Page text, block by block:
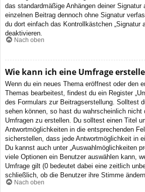
das standardmäßige Anhängen deiner
einzelnen Beitrag dennoch ohne Signatur
du dort einfach das Kontrollkästchen „Signatur
deaktivieren.
Nach oben
Wie kann ich eine Umfrage
Wenn du ein neues Thema eröffnest oder den
Themas bearbeitest, findest du ein Register
des Formulars zur Beitragserstellung. Solltest
sehen können, so hast du wahrscheinlich nicht
Umfragen zu erstellen. Du solltest einen Titel
Antwortmöglichkeiten in die entsprechenden
sicherstellen, dass jede Antwortmöglichkeit in
Du kannst auch unter „Auswahlmöglichkeiten
viele Optionen ein Benutzer auswählen kann,
Umfrage gilt (0 bedeutet dabei eine zeitlich
schließlich, ob die Benutzer ihre Stimme
Nach oben